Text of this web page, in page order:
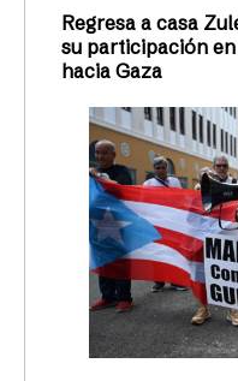
Regresa a casa
su participación
hacia Gaza